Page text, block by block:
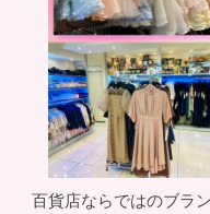
百貨店ならではのブラ